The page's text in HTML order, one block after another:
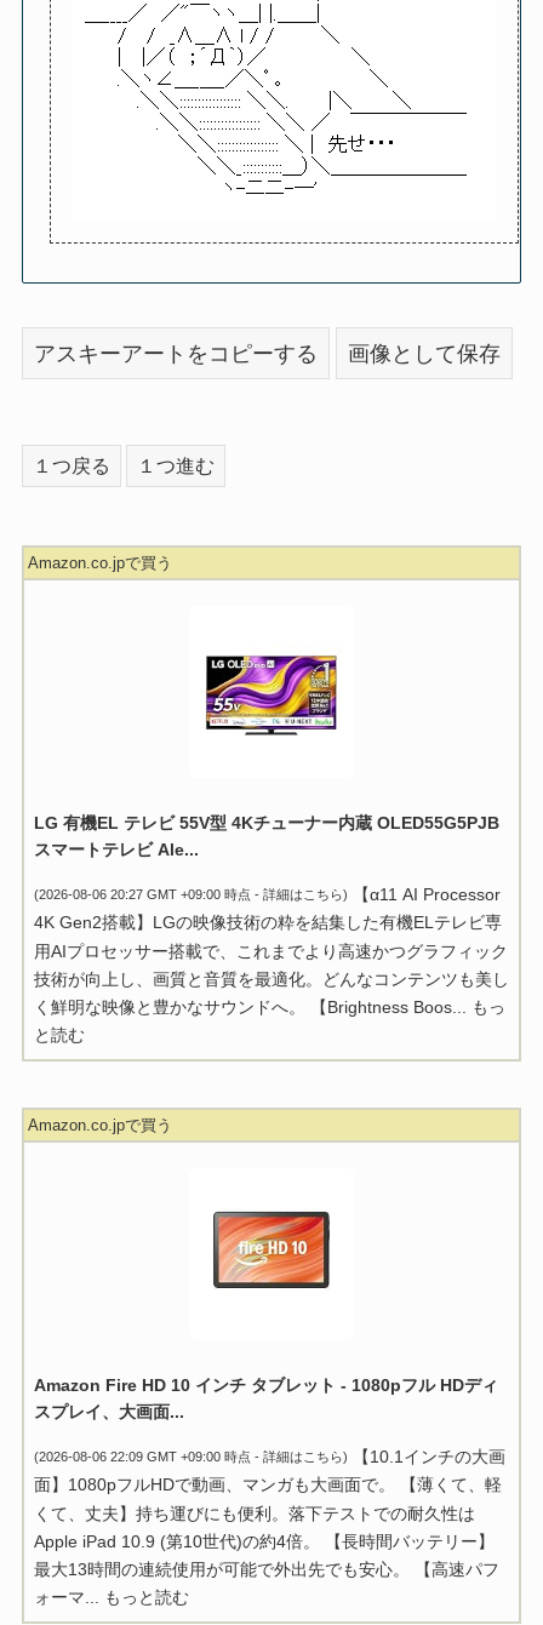
アスキーアートをコピーする 画像として保存
１つ戻る １つ進む
Amazon.co.jpで買う
LG 有機EL テレビ 55V型 4Kチューナー内蔵 OLED55G5PJB
スマートテレビ Ale...
(2026-08-06 20:27 GMT +09:00 時点 - 詳細はこちら)
【α11 AI Processor
4K Gen2搭載】LGの映像技術の粋を結集した有機ELテレビ専
用AIプロセッサー搭載で、これまでより高速かつグラフィック
技術が向上し、画質と音質を最適化。どんなコンテンツも美し
く鮮明な映像と豊かなサウンドへ。 【Brightness Boos... もっ
と読む
Amazon.co.jpで買う
Amazon Fire HD 10 インチ タブレット - 1080pフル HDディ
スプレイ、大画面...
(2026-08-06 22:09 GMT +09:00 時点 - 詳細はこちら)
【10.1インチの大画
面】1080pフルHDで動画、マンガも大画面で。 【薄くて、軽
くて、丈夫】持ち運びにも便利。落下テストでの耐久性は
Apple iPad 10.9 (第10世代)の約4倍。 【長時間バッテリー】
最大13時間の連続使用が可能で外出先でも安心。 【高速パフ
ォーマ... もっと読む